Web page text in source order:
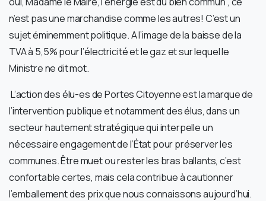
n’est pas une marchandise comme les autres! C’est un
sujet éminemment politique. A l’image de la baisse de la
TVA à 5,5% pour l’électricité et le gaz et sur lequel le
Ministre ne dit mot.
L’action des élu-es de Portes Citoyenne est la marque de
l’intervention publique et notamment des élus, dans un
secteur hautement stratégique qui interpelle un
nécessaire engagement de l’État pour préserver les
communes. Être muet ou rester les bras ballants, c’est
confortable certes, mais cela contribue à cautionner
l’emballement des prix que nous connaissons aujourd’hui.